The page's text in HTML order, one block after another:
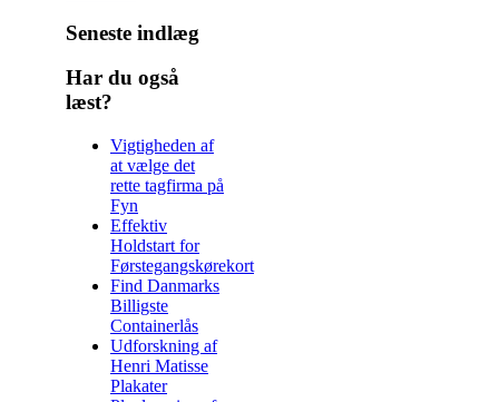
Seneste indlæg
Har du også
læst?
Vigtigheden af
at vælge det
rette tagfirma på
Fyn
Effektiv
Holdstart for
Førstegangskørekort
Find Danmarks
Billigste
Containerlås
Udforskning af
Henri Matisse
Plakater